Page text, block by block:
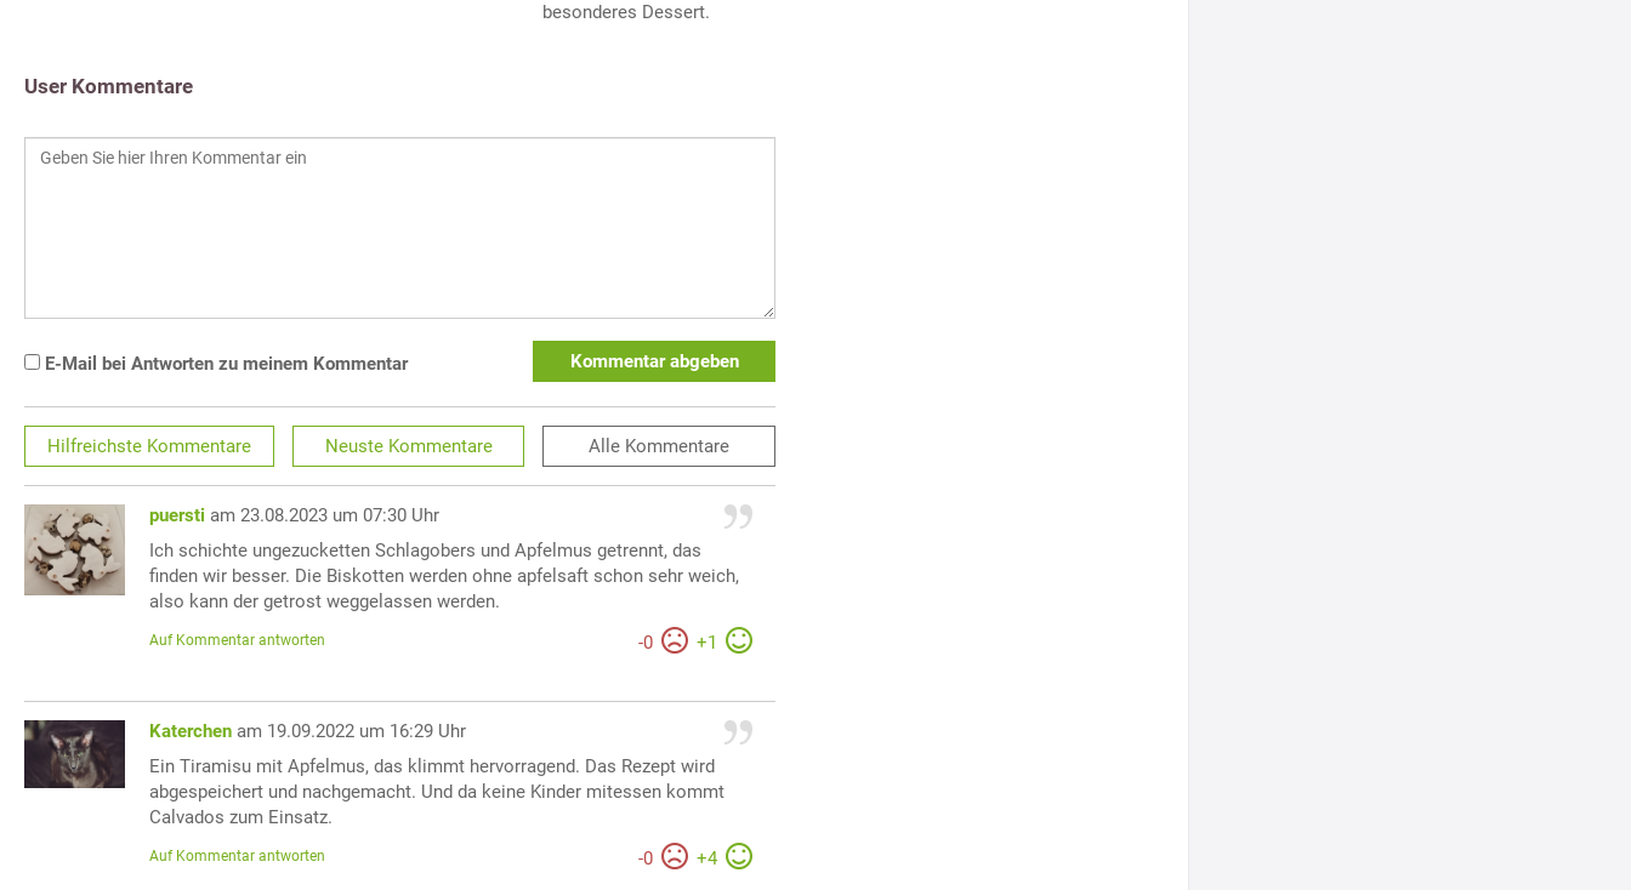
besonderes Dessert.
User Kommentare
E-Mail bei Antworten zu meinem Kommentar Kommentar abgeben
Hilfreichste Kommentare Neuste Kommentare Alle Kommentare
puersti am 23.08.2023 um 07:30 Uhr
Ich schichte ungezucketten Schlagobers und Apfelmus getrennt, das
finden wir besser. Die Biskotten werden ohne apfelsaft schon sehr weich,
also kann der getrost weggelassen werden.
-0 +1
Auf Kommentar antworten
Katerchen am 19.09.2022 um 16:29 Uhr
Ein Tiramisu mit Apfelmus, das klimmt hervorragend. Das Rezept wird
abgespeichert und nachgemacht. Und da keine Kinder mitessen kommt
Calvados zum Einsatz.
-0 +4
Auf Kommentar antworten